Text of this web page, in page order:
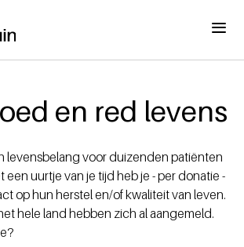
inhoud gaan
Menu
en red levens
levensbelang voor duizenden patiënten
een uurtje van je tijd heb je - per donatie -
op hun herstel en/of kwaliteit van leven.
hele land hebben zich al aangemeld.